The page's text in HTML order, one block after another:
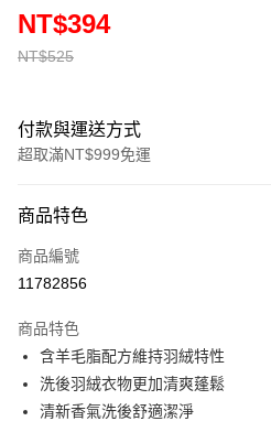
NT$525
NT$394
付款與運送方式
超取滿NT$999免運
信用卡一次付款
超商取貨付款
Apple Pay
街口支付
商品特色
商品編號
11782856
商品特色
含羊毛脂配方維持羽絨特性
洗後羽絨衣物更加清爽蓬鬆
清新香氣洗後舒適潔淨